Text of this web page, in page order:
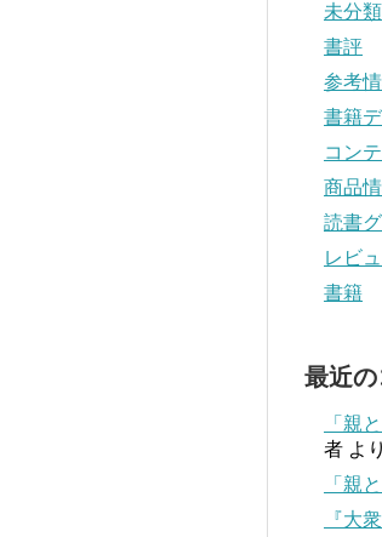
未分類
書評
参考
書籍
コン
商品
読書
レビ
書籍
最近の
「親
者 より
「親
『大